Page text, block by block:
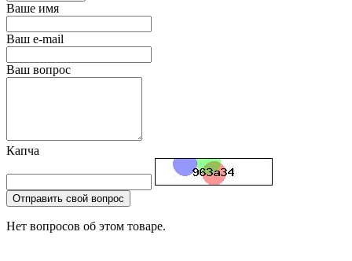
Ваше имя
Ваш e-mail
Ваш вопрос
Капча
Отправить свой вопрос
Нет вопросов об этом товаре.